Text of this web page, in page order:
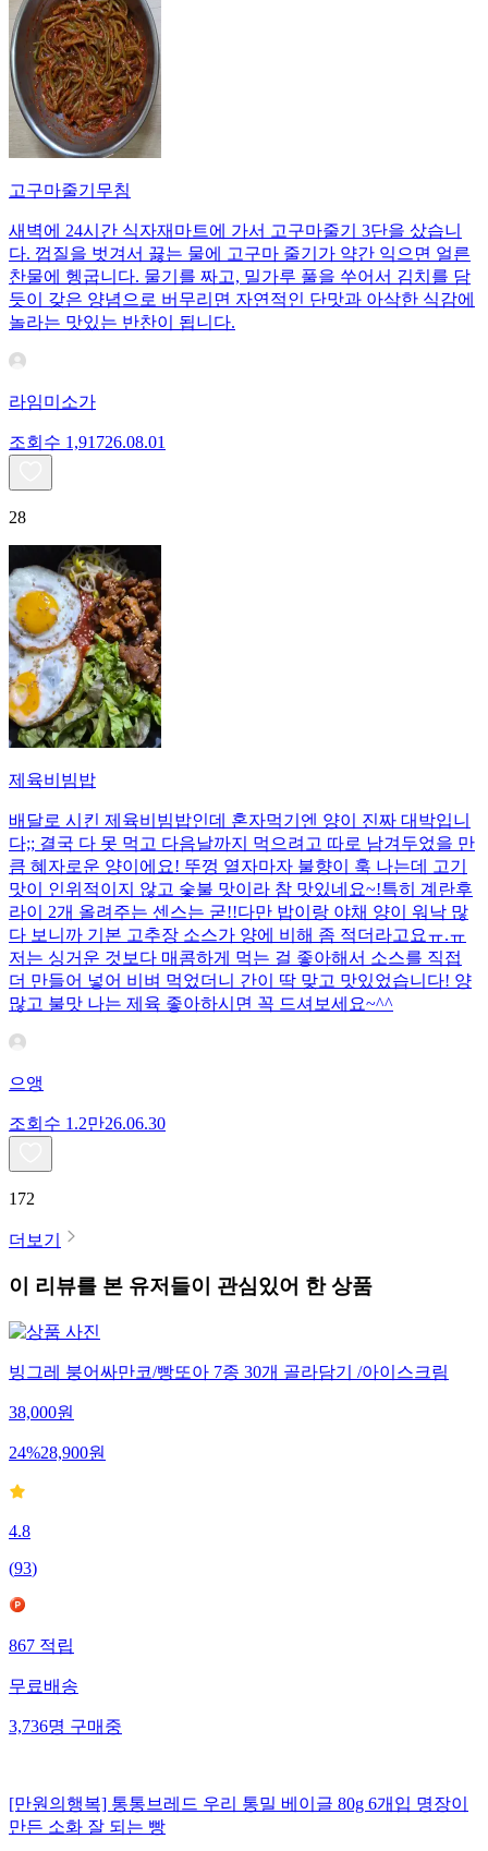
고구마줄기무침
새벽에 24시간 식자재마트에 가서 고구마줄기 3단을 샀습니
다. 껍질을 벗겨서 끓는 물에 고구마 줄기가 약간 익으면 얼른
찬물에 헹굽니다. 물기를 짜고, 밀가루 풀을 쑤어서 김치를 담
듯이 갖은 양념으로 버무리면 자연적인 단맛과 아삭한 식감에
놀라는 맛있는 반찬이 됩니다.
라임미소가
조회수 1,91726.08.01
28
제육비빔밥
배달로 시킨 제육비빔밥인데 혼자먹기엔 양이 진짜 대박입니
다;; 결국 다 못 먹고 다음날까지 먹으려고 따로 남겨두었을 만
큼 혜자로운 양이에요! 뚜껑 열자마자 불향이 훅 나는데 고기
맛이 인위적이지 않고 숯불 맛이라 참 맛있네요~!특히 계란후
라이 2개 올려주는 센스는 굳!! ​다만 밥이랑 야채 양이 워낙 많
다 보니까 기본 고추장 소스가 양에 비해 좀 적더라고요ㅠ.ㅠ
저는 싱거운 것보다 매콤하게 먹는 걸 좋아해서 소스를 직접
더 만들어 넣어 비벼 먹었더니 간이 딱 맞고 맛있었습니다! 양
많고 불맛 나는 제육 좋아하시면 꼭 드셔보세요~^^
으앵
조회수 1.2만26.06.30
172
더보기
이 리뷰를 본 유저들이 관심있어 한 상품
빙그레 붕어싸만코/빵또아 7종 30개 골라담기 /아이스크림
38,000원
24%28,900원
4.8
(93)
867 적립
무료배송
3,736명 구매중
[만원의행복] 통통브레드 우리 통밀 베이글 80g 6개입 명장이
만든 소화 잘 되는 빵